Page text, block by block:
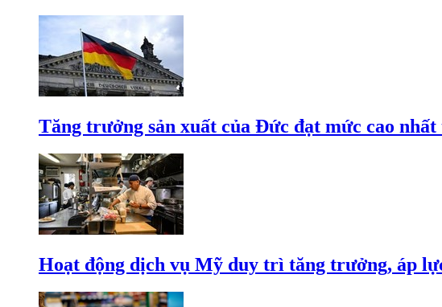
Tăng trưởng sản xuất của Đức đạt mức cao
Hoạt động dịch vụ Mỹ duy trì tăng trưởng, áp